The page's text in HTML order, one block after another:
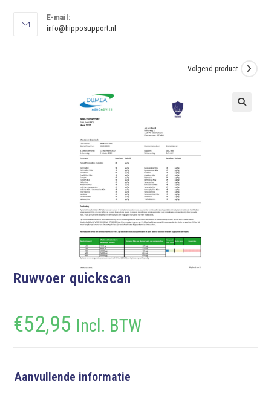
Volgend product
Ruwvoer quickscan
€52,95 Incl. BTW
Aanvullende informatie
E-mail:
info@hipposupport.nl